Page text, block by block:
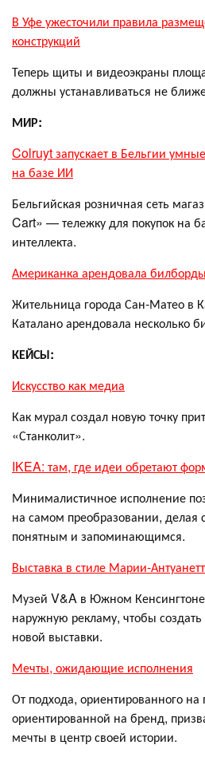
В Уфе ужесточили правила
конструкций
Теперь щиты и видеоэкраны
должны устанавливаться не
МИР:
Colruyt запускает в Бельгии
на базе ИИ
Бельгийская розничная сеть
Cart» — тележку для покупок на
интеллекта.
Американка арендовала
Жительница города Сан-Матео в
Каталано арендовала несколько
КЕЙСЫ:
Искусство как медиа
Как мурал создал новую точку
«Станколит».
IKEA: там, где идеи обретают
Минималистичное исполнение
на самом преобразовании,
понятным и запоминающимся.
Выставка в стиле Марии-
Музей V&A в Южном Кенсингтоне
наружную рекламу, чтобы
новой выставки.
Мечты, ожидающие исполнения
От подхода, ориентированного на
ориентированной на бренд,
мечты в центр своей истории.